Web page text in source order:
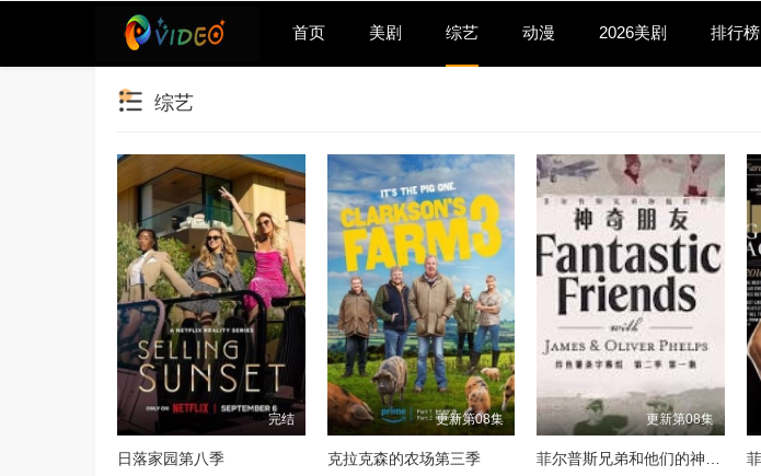
首页 美剧 综艺 动漫 2026美剧 排行榜
综艺
完结
日落家园第八季
更新第08集
克拉克森的农场第三季
更新第08集
菲尔普斯兄弟和他们的神奇朋友第二季